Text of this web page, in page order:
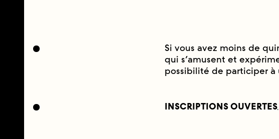
Si vous avez moins de
qui s’amusent et
possibilité de participer
INSCRIPTIONS OUVERTES